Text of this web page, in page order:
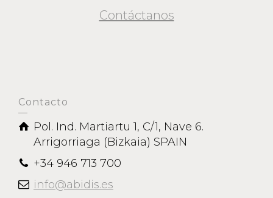
Contáctanos
Contacto
Pol. Ind. Martiartu 1, C/1, Nave 6.
Arrigorriaga (Bizkaia) SPAIN
+34 946 713 700
info@abidis.es